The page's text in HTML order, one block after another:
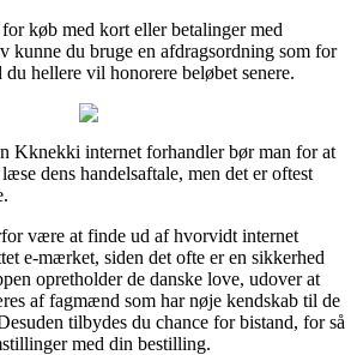
køb med kort eller betalinger med
kunne du bruge en afdragsordning som for
hellere vil honorere beløbet senere.
Kknekki internet forhandler bør man for at
dens handelsaftale, men det er oftest
være at finde ud af hvorvidt internet
e-mærket, siden det ofte er en sikkerhed
opretholder de danske love, udover at
af fagmænd som har nøje kendskab til de
tilbydes du chance for bistand, for så
med din bestilling.